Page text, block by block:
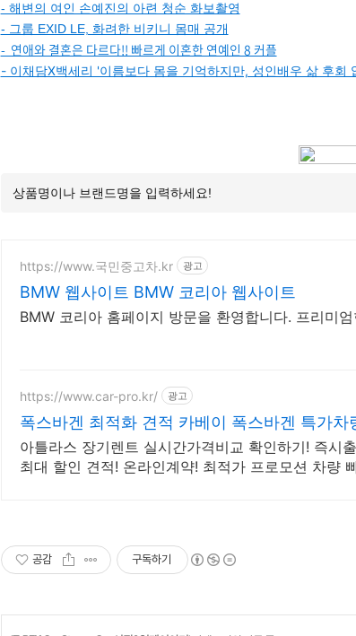
- 해변의 여인 손예진의 아련 청순 화보촬영
- 그룹 EXID LE, 화려한 비키니 몸매 공개
- 연애와 결혼은 다르다!! 빠르게 이혼한 연예인 8 커플
- 이채담X백세리 '이름보다 몸을 기억하지만, 성인배우 삶 후회
https://www.국민중고차.kr 광고
BMW 웹사이트 BMW 코리아 웹사이트
BMW 코리아 홈페이지 방문을 환영합니다. 프리미
https://www.car-pro.kr/ 광고
폭스바겐 최적화 견적 카베이 폭스바겐 특가차
아틀라스 장기렌트 실시간가격비교 확인하기! 즉시
최대 할인 견적! 온라인계약! 최적가 프로모션 차량
공감 구독하기